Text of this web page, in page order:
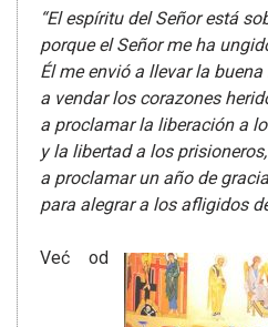
“El espíritu del Señor está
porque el Señor me ha
Él me envió a llevar la
a vendar los corazones
a proclamar la liberación a
y la libertad a los prisioneros,
a proclamar un año de
para alegrar a los afligidos
Već od